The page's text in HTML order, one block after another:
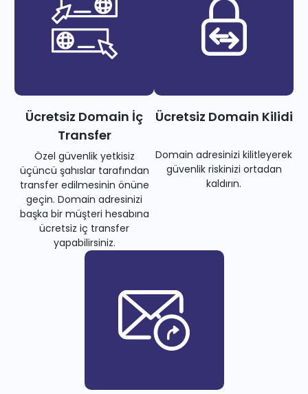
Ücretsiz Domain İç
Transfer
Özel güvenlik yetkisiz
üçüncü şahıslar tarafından
transfer edilmesinin önüne
geçin. Domain adresinizi
başka bir müşteri hesabına
ücretsiz iç transfer
yapabilirsiniz.
Ücretsiz Domain Kilidi
Domain adresinizi kilitleyerek
güvenlik riskinizi ortadan
kaldırın.